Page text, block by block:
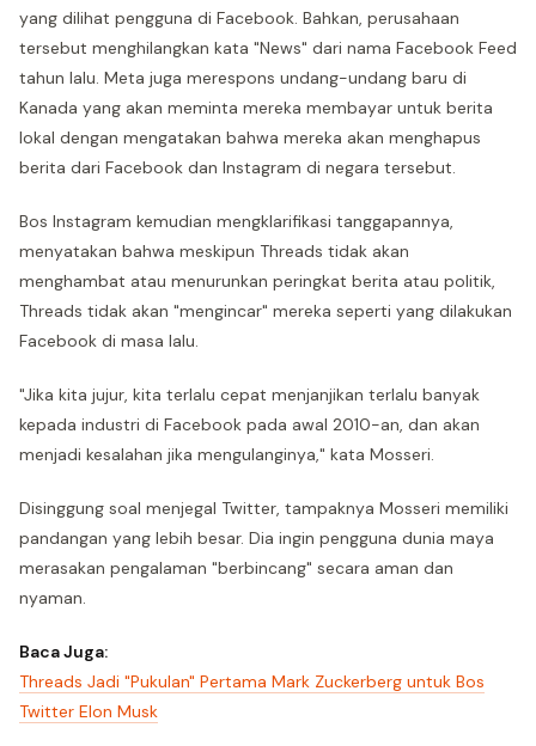
yang dilihat pengguna di Facebook. Bahkan, perusahaan
tersebut menghilangkan kata "News" dari nama Facebook Feed
tahun lalu. Meta juga merespons undang-undang baru di
Kanada yang akan meminta mereka membayar untuk berita
lokal dengan mengatakan bahwa mereka akan menghapus
berita dari Facebook dan Instagram di negara tersebut.
Bos Instagram kemudian mengklarifikasi tanggapannya,
menyatakan bahwa meskipun Threads tidak akan
menghambat atau menurunkan peringkat berita atau politik,
Threads tidak akan "mengincar" mereka seperti yang dilakukan
Facebook di masa lalu.
"Jika kita jujur, kita terlalu cepat menjanjikan terlalu banyak
kepada industri di Facebook pada awal 2010-an, dan akan
menjadi kesalahan jika mengulanginya," kata Mosseri.
Disinggung soal menjegal Twitter, tampaknya Mosseri memiliki
pandangan yang lebih besar. Dia ingin pengguna dunia maya
merasakan pengalaman "berbincang" secara aman dan
nyaman.
Baca Juga:
Threads Jadi "Pukulan" Pertama Mark Zuckerberg untuk Bos
Twitter Elon Musk